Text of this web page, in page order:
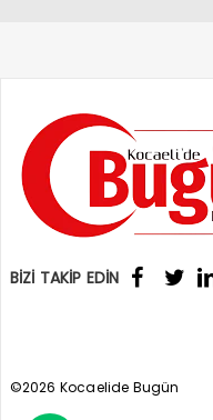
BİZİ TAKİP EDİN
©2026 Kocaelide Bugün